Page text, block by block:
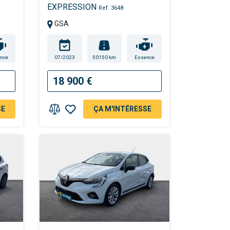
EXPRESSION Ref. 3648
GSA
07/2023 50150 km Essence
18 900 €
ÇA M'INTÉRESSE